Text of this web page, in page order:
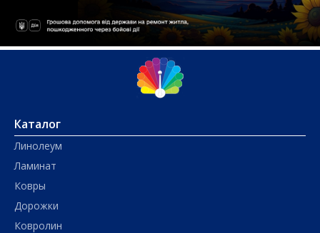
Каталог
Линолеум
Ламинат
Ковры
Дорожки
Ковролин